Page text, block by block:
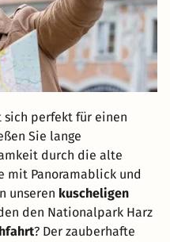
sich perfekt für einen
Sie lange
durch die alte
mit Panoramablick und
unseren kuscheligen
den Nationalpark Harz
? Der zauberhafte